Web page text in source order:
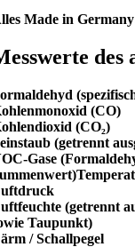
Made in
des
(CO)
(CO₂)
(getrennt
Gase
(getrennt
Taupunkt)
/ Schallpegel